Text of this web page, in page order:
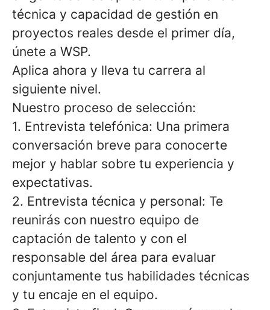
técnica y capacidad de gestión en
proyectos reales desde el primer día,
únete a WSP.
Aplica ahora y lleva tu carrera al
siguiente nivel.
Nuestro proceso de selección:
1. Entrevista telefónica: Una primera
conversación breve para conocerte
mejor y hablar sobre tu experiencia y
expectativas.
2. Entrevista técnica y personal: Te
reunirás con nuestro equipo de
captación de talento y con el
responsable del área para evaluar
conjuntamente tus habilidades técnicas
y tu encaje en el equipo.